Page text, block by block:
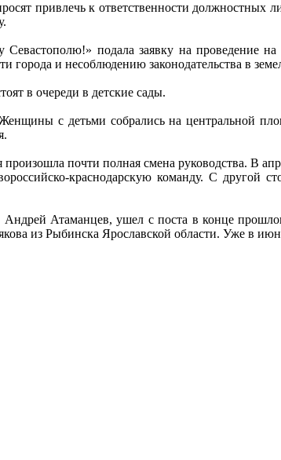
привлечь к ответственности
Севастополю!» подала заявку на проведение
города и несоблюдению законодательства в
в очереди в детские сады.
с детьми собрались на центральной
почти полная смена руководства. В
краснодарскую команду. С другой
Андрей Атаманцев, ушел с поста в конце
из Рыбинска Ярославской области. Уже в